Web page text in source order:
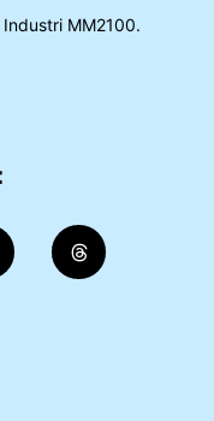
Industri MM2100.